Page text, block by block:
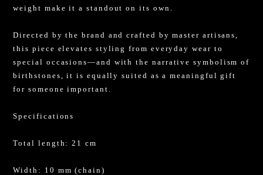
weight make it a standout on its own.
Directed by the brand and crafted by master artisans,
this piece elevates styling from everyday wear to
special occasions—and with the narrative symbolism of
birthstones, it is equally suited as a meaningful gift
for someone important.
Specifications
Total length: 21 cm
Width: 10 mm (chain)